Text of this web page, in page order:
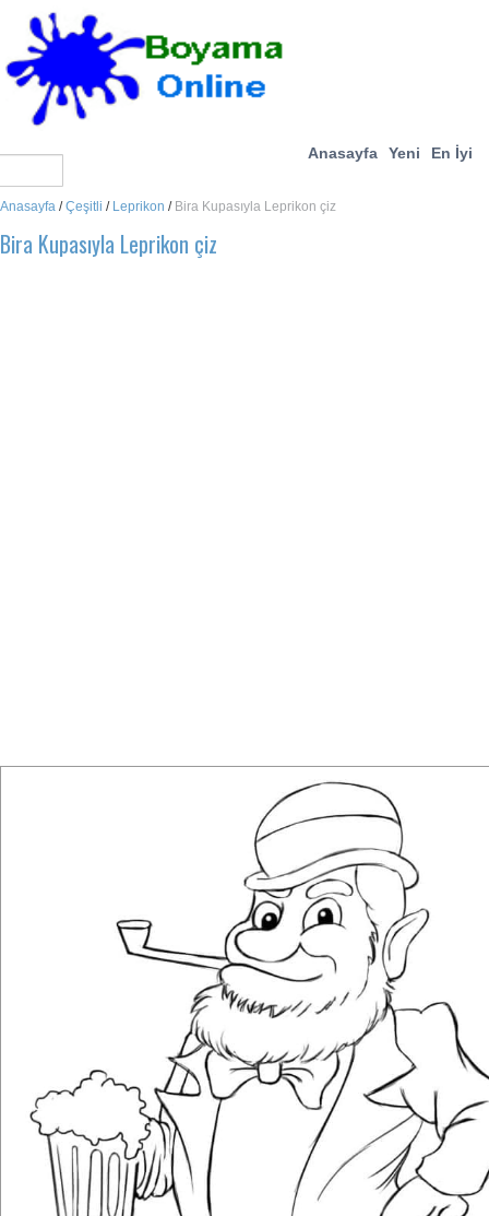
Anasayfa Yeni En İyi
Anasayfa /Çeşitli / Leprikon / Bira Kupasıyla Leprikon çiz
Bira Kupasıyla Leprikon çiz